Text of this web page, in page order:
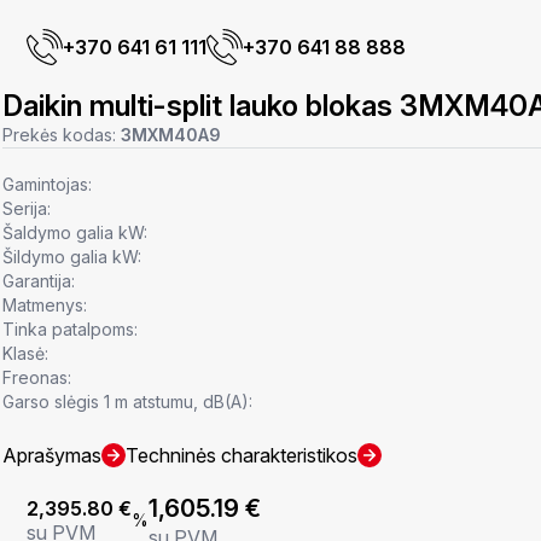
+370 641 61 111 +370 641 88 888
Daikin multi-split lauko blokas
Prekės kodas: 3MXM40A9
Gamintojas:
Serija:
Šaldymo galia kW:
Šildymo galia kW:
Garantija:
Matmenys:
Tinka patalpoms:
Klasė:
Freonas:
Garso slėgis 1 m atstumu, dB(A):
Aprašymas Techninės charakteristikos
2,395.80 €
su PVM
%1,605.19 €